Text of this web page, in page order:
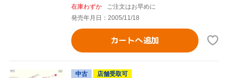
在庫わずか
ご注文はお早めに
発売年月日：2005/11/18
カートへ追加
中古
店舗受取可